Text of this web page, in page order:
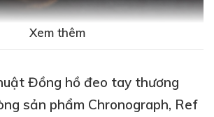
Xem thêm
Đồng hồ đeo tay thương
sản phẩm Chronograph, Ref